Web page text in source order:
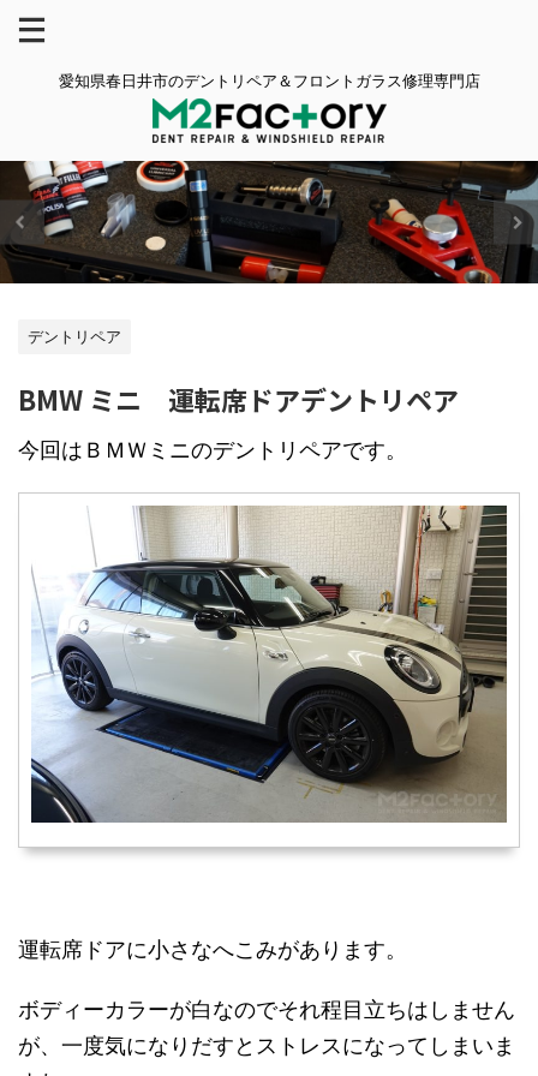
愛知県春日井市のデントリペア＆フロントガラス修理専門店
デントリペア
BMW ミニ 運転席ドアデントリペア
今回はＢＭＷミニのデントリペアです。
運転席ドアに小さなへこみがあります。
ボディーカラーが白なのでそれ程目立ちはしません
が、一度気になりだすとストレスになってしまいま